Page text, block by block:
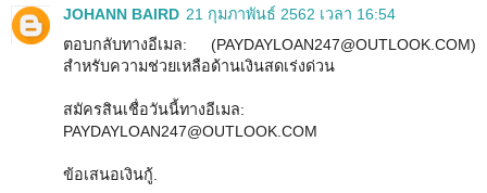
JOHANN BAIRD 21 กุมภาพันธ์ 2562 เวลา 16:54
ตอบกลับทางอีเมล: (PAYDAYLOAN247@OUTLOOK.COM)
สำหรับความช่วยเหลือด้านเงินสดเร่งด่วน
สมัครสินเชื่อวันนี้ทางอีเมล:
PAYDAYLOAN247@OUTLOOK.COM
ข้อเสนอเงินกู้.